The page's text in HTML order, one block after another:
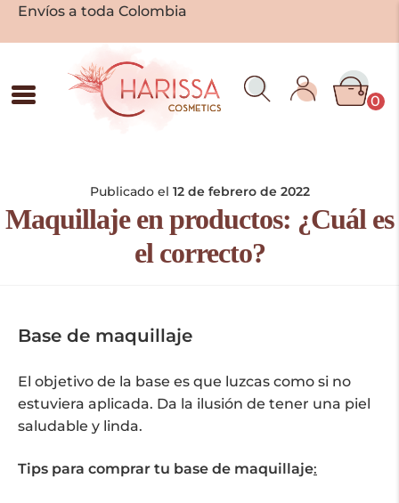
Envíos a toda Colombia
0
Publicado el 12 de febrero de 2022
Maquillaje en productos: ¿Cuál es
el correcto?
Base de maquillaje
El objetivo de la base es que luzcas como si no
estuviera aplicada. Da la ilusión de tener una piel
saludable y linda.
Tips para comprar tu base de maquillaje: